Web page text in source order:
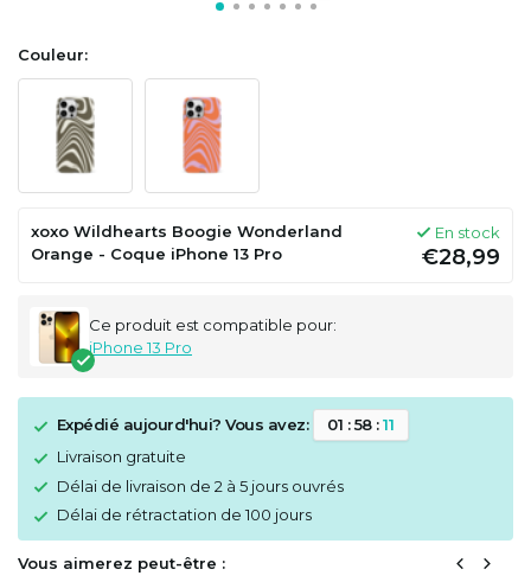
Couleur:
xoxo Wildhearts Boogie Wonderland
Orange - Coque iPhone 13 Pro
En stock
€28,99
Ce produit est compatible pour:
iPhone 13 Pro
Expédié aujourd'hui? Vous avez: 01 :58:11
Livraison gratuite
Délai de livraison de 2 à 5 jours ouvrés
Délai de rétractation de 100 jours
Vous aimerez peut-être :